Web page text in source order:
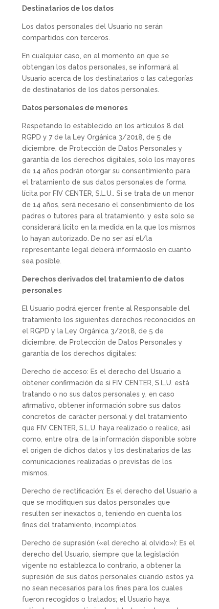
Destinatarios de los datos
Los datos personales del Usuario no serán
compartidos con terceros.
En cualquier caso, en el momento en que se
obtengan los datos personales, se informará al
Usuario acerca de los destinatarios o las categorías
de destinatarios de los datos personales.
Datos personales de menores
Respetando lo establecido en los artículos 8 del
RGPD y 7 de la Ley Orgánica 3/2018, de 5 de
diciembre, de Protección de Datos Personales y
garantía de los derechos digitales, solo los mayores
de 14 años podrán otorgar su consentimiento para
el tratamiento de sus datos personales de forma
lícita por FIV CENTER, S.L.U.. Si se trata de un menor
de 14 años, será necesario el consentimiento de los
padres o tutores para el tratamiento, y este solo se
considerará lícito en la medida en la que los mismos
lo hayan autorizado. De no ser así el/la
representante legal deberá informáoslo en cuanto
sea posible.
Derechos derivados del tratamiento de datos
personales
El Usuario podrá ejercer frente al Responsable del
tratamiento los siguientes derechos reconocidos en
el RGPD y la Ley Orgánica 3/2018, de 5 de
diciembre, de Protección de Datos Personales y
garantía de los derechos digitales:
Derecho de acceso: Es el derecho del Usuario a
obtener confirmación de si FIV CENTER, S.L.U. está
tratando o no sus datos personales y, en caso
afirmativo, obtener información sobre sus datos
concretos de carácter personal y del tratamiento
que FIV CENTER, S.L.U. haya realizado o realice, así
como, entre otra, de la información disponible sobre
el origen de dichos datos y los destinatarios de las
comunicaciones realizadas o previstas de los
mismos.
Derecho de rectificación: Es el derecho del Usuario a
que se modifiquen sus datos personales que
resulten ser inexactos o, teniendo en cuenta los
fines del tratamiento, incompletos.
Derecho de supresión («el derecho al olvido»): Es el
derecho del Usuario, siempre que la legislación
vigente no establezca lo contrario, a obtener la
supresión de sus datos personales cuando estos ya
no sean necesarios para los fines para los cuales
fueron recogidos o tratados; el Usuario haya